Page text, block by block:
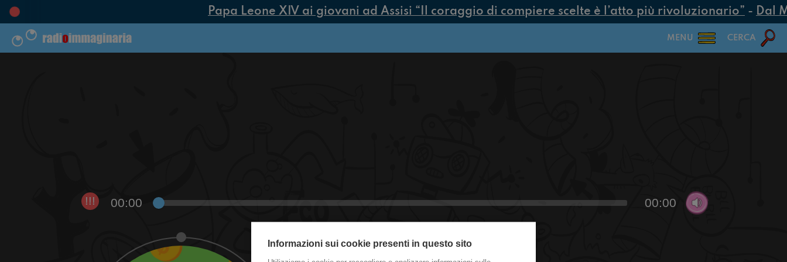
Papa Leone XIV ai giovani ad Assisi “Il coraggio di compiere scelte è l’atto più rivoluzionario”- Dal
MENU CERCA
!!! 00:00 00:00
Informazioni sui cookie presenti in questo sito